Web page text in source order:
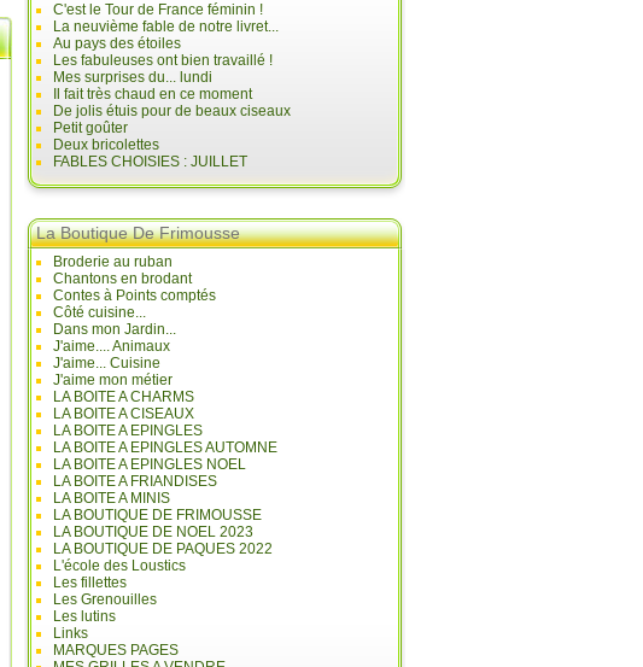
C'est le Tour de France féminin !
La neuvième fable de notre livret...
Au pays des étoiles
Les fabuleuses ont bien travaillé !
Mes surprises du... lundi
Il fait très chaud en ce moment
De jolis étuis pour de beaux ciseaux
Petit goûter
Deux bricolettes
FABLES CHOISIES : JUILLET
La Boutique De Frimousse
Broderie au ruban
Chantons en brodant
Contes à Points comptés
Côté cuisine...
Dans mon Jardin...
J'aime.... Animaux
J'aime... Cuisine
J'aime mon métier
LA BOITE A CHARMS
LA BOITE A CISEAUX
LA BOITE A EPINGLES
LA BOITE A EPINGLES AUTOMNE
LA BOITE A EPINGLES NOEL
LA BOITE A FRIANDISES
LA BOITE A MINIS
LA BOUTIQUE DE FRIMOUSSE
LA BOUTIQUE DE NOEL 2023
LA BOUTIQUE DE PAQUES 2022
L'école des Loustics
Les fillettes
Les Grenouilles
Les lutins
Links
MARQUES PAGES